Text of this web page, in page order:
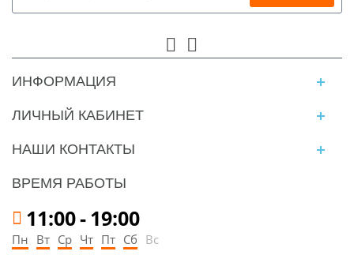
ИНФОРМАЦИЯ
ЛИЧНЫЙ КАБИНЕТ
НАШИ КОНТАКТЫ
ВРЕМЯ РАБОТЫ
11:00-19:00
Пн Вт Ср Чт Пт Сб Вс